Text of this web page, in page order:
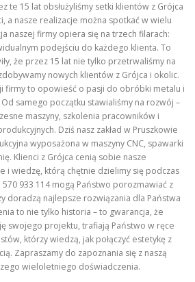
te 15 lat obsłużyliśmy setki klientów z Grójca
a nasze realizacje można spotkać w wielu
naszej firmy opiera się na trzech filarach:
podejściu do każdego klienta. To
że przez 15 lat nie tylko przetrwaliśmy na
nowych klientów z Grójca i okolic.
firmy to opowieść o pasji do obróbki metalu i
samego początku stawialiśmy na rozwój –
maszyny, szkolenia pracowników i
Dziś nasz zakład w Pruszkowie
wyposażona w maszyny CNC, spawarki
Klienci z Grójca cenią sobie nasze
i wiedzę, którą chętnie dzielimy się podczas
933 114 mogą Państwo porozmawiać z
doradzą najlepsze rozwiązania dla Państwa
to nie tylko historia – to gwarancja, że
swojego projektu, trafiają Państwo w ręce
którzy wiedzą, jak połączyć estetykę z
Zapraszamy do zapoznania się z naszą
wieloletniego doświadczenia.